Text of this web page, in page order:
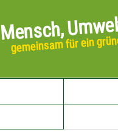
Mensch,
gemeinsam für ein